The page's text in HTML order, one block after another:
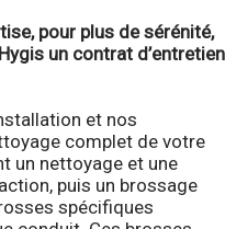
pour plus de sérénité,
un contrat d’entretien
et nos
complet de votre
un nettoyage et une
puis un brossage
spécifiques